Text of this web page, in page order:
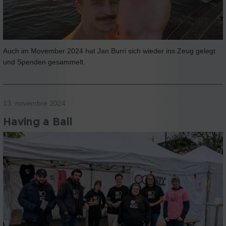
Auch im Movember 2024 hat Jan Burri sich wieder ins Zeug gelegt
und Spenden gesammelt.
13. novembre 2024
Having a Ball